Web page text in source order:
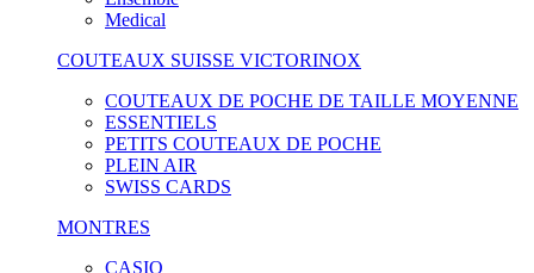
Medical
COUTEAUX SUISSE VICTORINOX
COUTEAUX DE POCHE DE TAILLE MOYENNE
ESSENTIELS
PETITS COUTEAUX DE POCHE
PLEIN AIR
SWISS CARDS
MONTRES
CASIO